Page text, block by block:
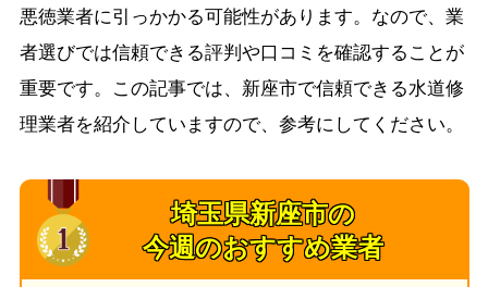
悪徳業者に引っかかる可能性があります。なので、業
者選びでは信頼できる評判や口コミを確認することが
重要です。この記事では、新座市で信頼できる水道修
理業者を紹介していますので、参考にしてください。
埼玉県新座市の
今週のおすすめ業者